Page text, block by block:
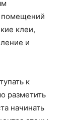
помещений
клеи,
и
к
разметить
начинать